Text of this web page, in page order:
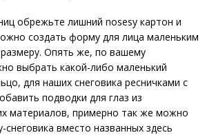
обрежьте лишний nosesy картон и
создать форму для лица маленьким
Опять же, по вашему
выбрать какой-либо маленький
для наших снеговика ресничками с
подводки для глаз из
материалов, примерно так же можно
снеговика вместо названных здесь